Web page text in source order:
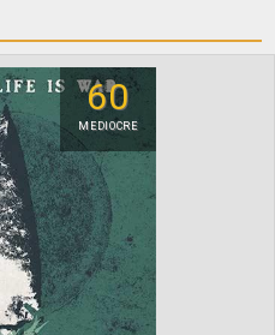
60
MEDIOCRE